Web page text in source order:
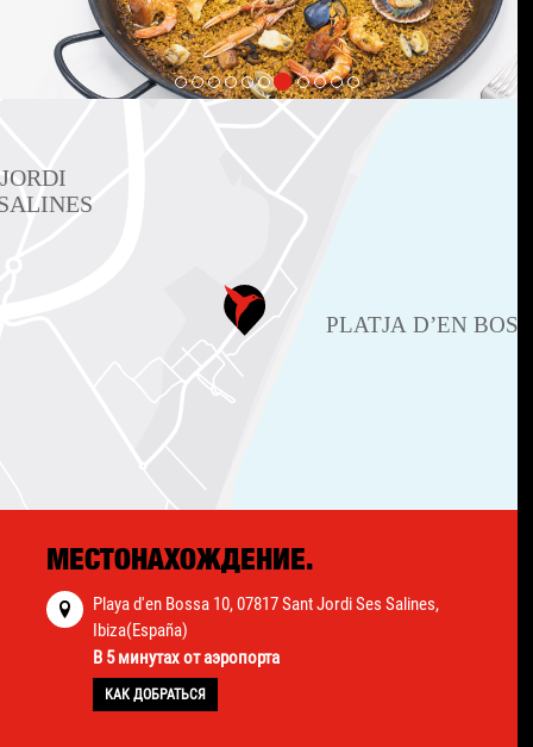
МЕСТОНАХОЖДЕНИЕ.
Playa d'en Bossa 10, 07817 Sant Jordi Ses Salines,
Ibiza(España)
В 5 минутах от аэропорта
КАК ДОБРАТЬСЯ